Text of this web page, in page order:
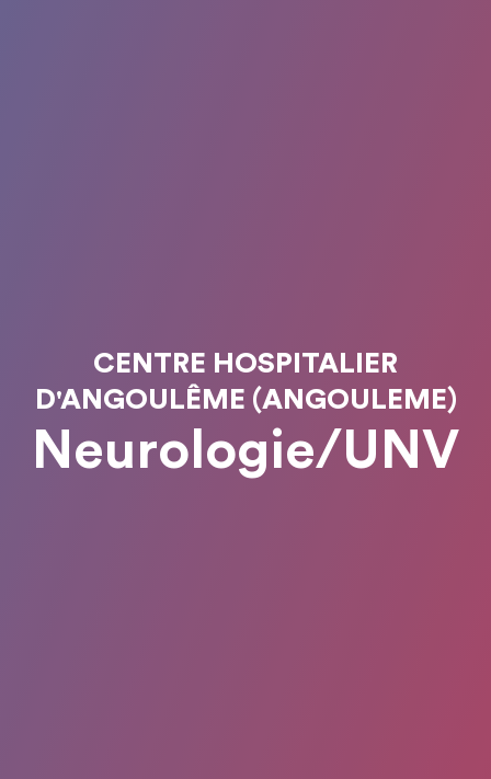
CENTRE HOSPITALIER
D'ANGOULÊME (ANGOULEME)
Neurologie/UNV